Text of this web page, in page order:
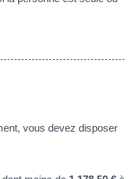
vous devez disposer